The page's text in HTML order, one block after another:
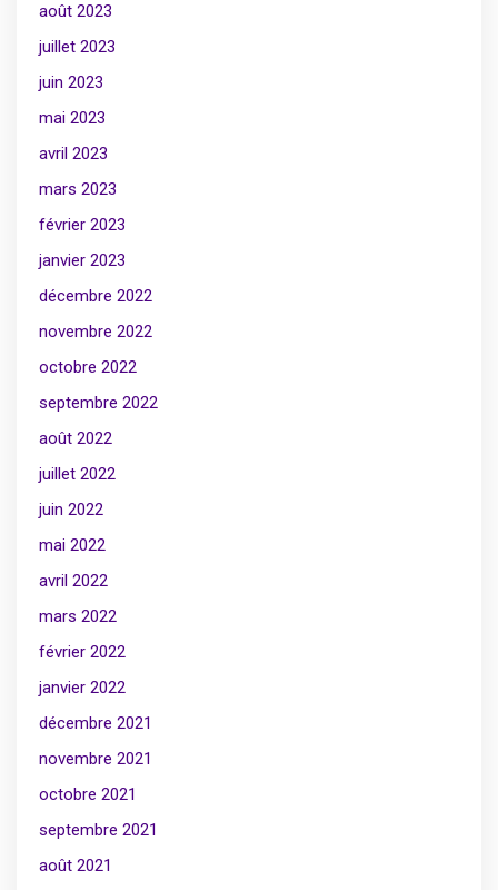
août 2023
juillet 2023
juin 2023
mai 2023
avril 2023
mars 2023
février 2023
janvier 2023
décembre 2022
novembre 2022
octobre 2022
septembre 2022
août 2022
juillet 2022
juin 2022
mai 2022
avril 2022
mars 2022
février 2022
janvier 2022
décembre 2021
novembre 2021
octobre 2021
septembre 2021
août 2021